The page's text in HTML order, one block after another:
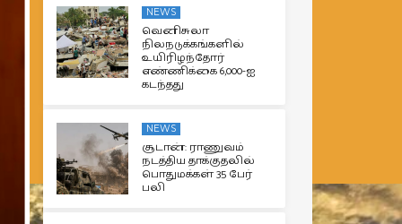
NEWS
வெனிசுலா
நிலநடுக்கங்களில்
உயிரிழந்தோர்
எண்ணிக்கை 6,000-ஐ
கடந்தது
NEWS
சூடான்: ராணுவம்
நடத்திய தாக்குதலில்
பொதுமக்கள் 35 பேர்
பலி